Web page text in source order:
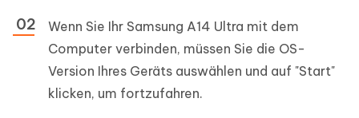
Wenn Sie Ihr Samsung A14 Ultra mit dem
Computer verbinden, müssen Sie die OS-
Version Ihres Geräts auswählen und auf "Start"
klicken, um fortzufahren.